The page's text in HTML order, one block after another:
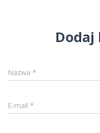
Nazwa *
E-mail *